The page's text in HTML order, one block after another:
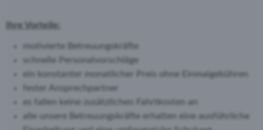
Ihre Vorteile:
motivierte Betreuungskräfte
schnelle Personalvorschläge
ein konstanter monatlicher Preis ohne Einmalgebühren
fester Ansprechpartner
es fallen keine zusätzlichen Fahrtkosten an
alle unsere Betreuungskräfte erhalten eine ausführliche